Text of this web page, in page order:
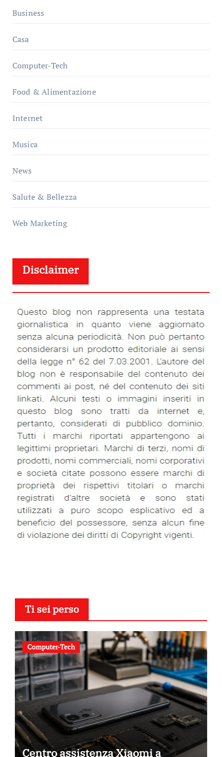
Business
Casa
Computer-Tech
Food & Alimentazione
Internet
Musica
News
Salute & Bellezza
Web Marketing
Disclaimer
Ti sei perso
Computer-Tech
Centro assistenza Xiaomi a